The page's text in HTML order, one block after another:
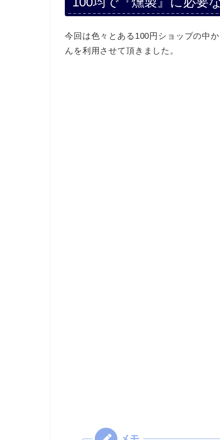
今回は色々とある100円ショップの中
んを利用させて頂きました。